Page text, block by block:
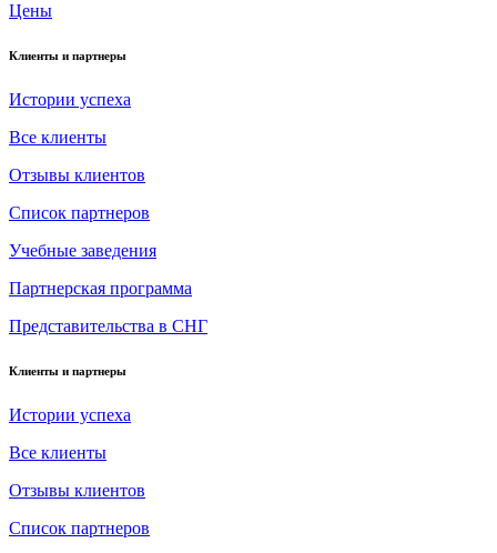
Цены
Клиенты и партнеры
Истории успеха
Все клиенты
Отзывы клиентов
Список партнеров
Учебные заведения
Партнерская программа
Представительства в СНГ
Клиенты и партнеры
Истории успеха
Все клиенты
Отзывы клиентов
Список партнеров